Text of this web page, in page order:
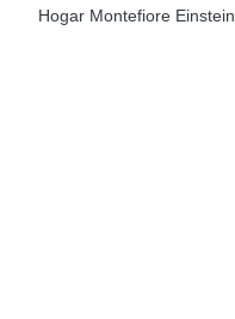
Hogar Montefiore Einstein